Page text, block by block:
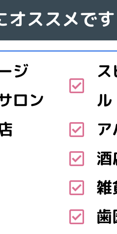
オススメです
ジ
ロン
ル
酒
雑
歯